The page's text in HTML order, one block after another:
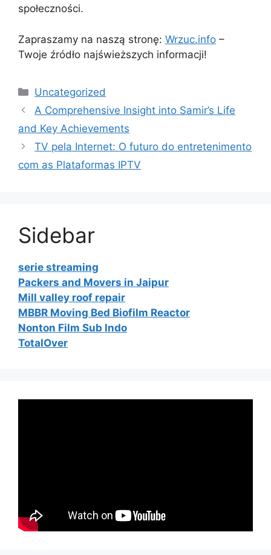
społeczności.
Zapraszamy na naszą stronę: Wrzuc.info –
Twoje źródło najświeższych informacji!
Categories
Uncategorized
A Comprehensive Insight into Samir’s Life
and Key Achievements
TV pela Internet: O futuro do entretenimento
com as Plataformas IPTV
Sidebar
serie streaming
Packers and Movers in Jaipur
Mill valley roof repair
MBBR Moving Bed Biofilm Reactor
Nonton Film Sub Indo
TotalOver